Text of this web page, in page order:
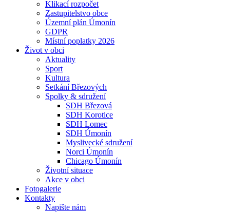
Klikací rozpočet
Zastupitelstvo obce
Územní plán Úmonín
GDPR
Místní poplatky 2026
Život v obci
Aktuality
Sport
Kultura
Setkání Březových
Spolky & sdružení
SDH Březová
SDH Korotice
SDH Lomec
SDH Úmonín
Myslivecké sdružení
Norci Úmonín
Chicago Úmonín
Životní situace
Akce v obci
Fotogalerie
Kontakty
Napište nám